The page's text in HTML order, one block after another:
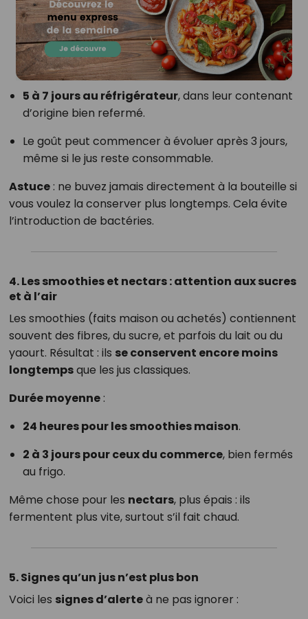
5 à 7 jours au réfrigérateur, dans leur contenant
d’origine bien refermé.
Le goût peut commencer à évoluer après 3 jours,
même si le jus reste consommable.
Astuce: ne buvez jamais directement à la bouteille si
vous voulez la conserver plus longtemps. Cela évite
l’introduction de bactéries.
4. Les smoothies et nectars : attention aux sucres
et à l’air
Les smoothies (faits maison ou achetés) contiennent
souvent des fibres, du sucre, et parfois du lait ou du
yaourt. Résultat : ils se conservent encore moins
longtempsque les jus classiques.
Durée moyenne:
24 heures pour les smoothies maison.
2 à 3 jours pour ceux du commerce, bien fermés
au frigo.
Même chose pour les nectars, plus épais : ils
fermentent plus vite, surtout s’il fait chaud.
5. Signes qu’un jus n’est plus bon
Voici les signes d’alerteà ne pas ignorer :